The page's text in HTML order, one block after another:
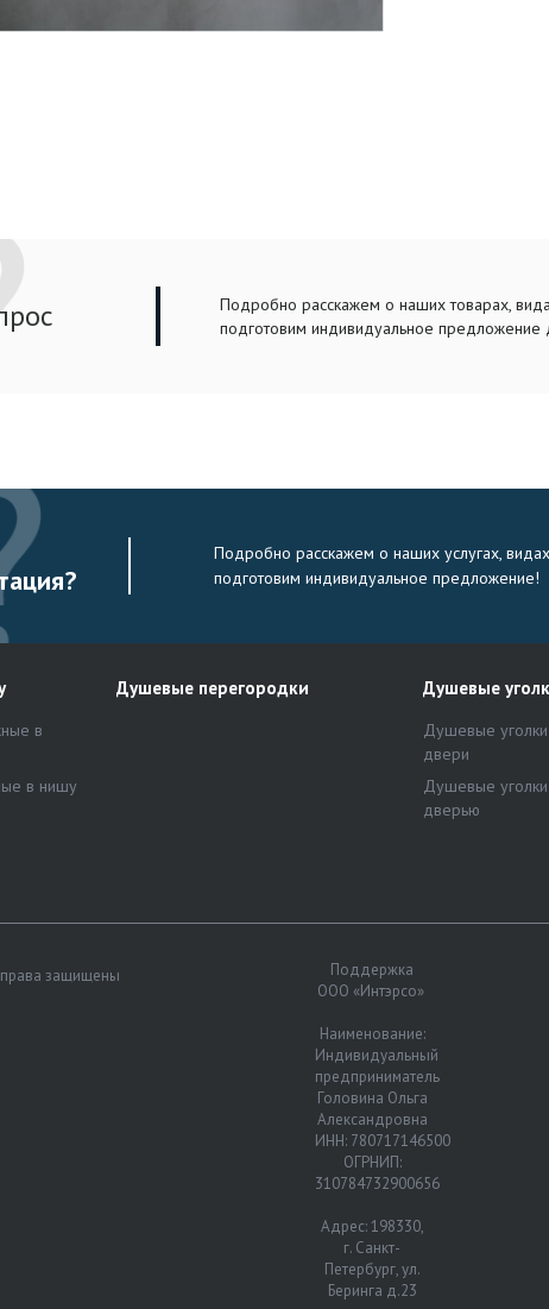
Подробно расскажем о наших товарах,
подготовим индивидуальное предложение
Подробно расскажем о наших услугах,
подготовим индивидуальное предложение!
в
в нишу
Душевые перегородки Душевые
Душевые
двери
Душевые
дверью
защищены
Поддержка
ООО «Интэрсо»
Наименование:
Индивидуальный
предприниматель
Головина Ольга
Александровна
ИНН: 780717146500
ОГРНИП:
310784732900656
Адрес: 198330,
г. Санкт-
Петербург, ул.
Беринга д.23